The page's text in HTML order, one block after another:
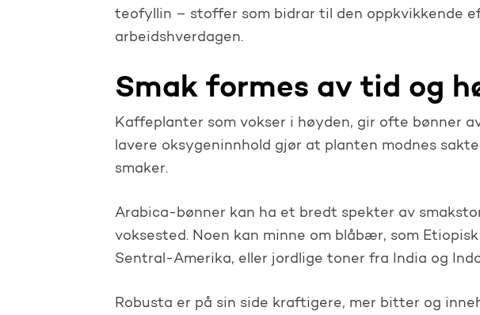
teofyllin – stoffer som bidrar til den oppkvikkende
arbeidshverdagen.
Smak formes av tid og
Kaffeplanter som vokser i høyden, gir ofte bønner
lavere oksygeninnhold gjør at planten modnes
smaker.
Arabica-bønner kan ha et bredt spekter av
voksested. Noen kan minne om blåbær, som
Sentral-Amerika, eller jordlige toner fra India og
Robusta er på sin side kraftigere, mer bitter og